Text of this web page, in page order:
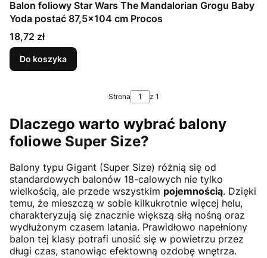
Balon foliowy Star Wars The Mandalorian Grogu Baby
Yoda postać 87,5x104 cm Procos
Cena
18,72 zł
Do koszyka
Strona z 1
Dlaczego warto wybrać balony
foliowe Super Size?
Balony typu Gigant (Super Size) różnią się od
standardowych balonów 18-calowych nie tylko
wielkością, ale przede wszystkim pojemnością. Dzięki
temu, że mieszczą w sobie kilkukrotnie więcej helu,
charakteryzują się znacznie większą siłą nośną oraz
wydłużonym czasem latania. Prawidłowo napełniony
balon tej klasy potrafi unosić się w powietrzu przez
długi czas, stanowiąc efektowną ozdobę wnętrza.